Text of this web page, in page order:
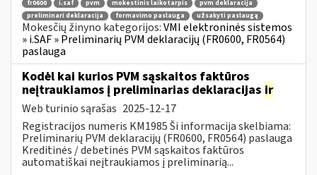
fr0600 i.saf pvm mokestinis laikotarpis
pvm deklaracija
preliminari deklaracija
formavimo paslauga užsakyti paslaugą
Mokesčių žinyno kategorijos:VMI elektroninės sistemos
» i.SAF » Preliminarių PVM deklaracijų (FR0600, FR0564)
paslauga
Kodėl kai kurios PVM sąskaitos faktūros
neįtraukiamos į preliminarias deklaracijas ir
Web turinio sąrašas 2025-12-17
Registracijos numeris KM1985 Ši informacija skelbiama:
Preliminarių PVM deklaracijų (FR0600, FR0564) paslauga
Kreditinės / debetinės PVM sąskaitos faktūros
automatiškai neįtraukiamos į preliminarią...